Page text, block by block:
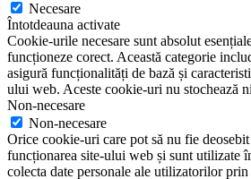
Necesare
Întotdeauna activate
Cookie-urile necesare sunt absolut
funcționeze corect. Această categorie
asigură funcționalități de bază și
ului web. Aceste cookie-uri nu stochează
Non-necesare
Non-necesare
Orice cookie-uri care pot să nu fie deosebit
funcționarea site-ului web și sunt utilizate
colecta date personale ale utilizatorilor